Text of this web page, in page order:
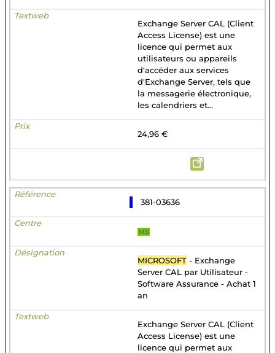
Exchange Server CAL (Client
Access License) est une
licence qui permet aux
utilisateurs ou appareils
d'accéder aux services
d'Exchange Server, tels que
la messagerie électronique,
les calendriers et...
24,96 €
381-03636
MS
MICROSOFT - Exchange
Server CAL par Utilisateur -
Software Assurance - Achat 1
an
Exchange Server CAL (Client
Access License) est une
licence qui permet aux